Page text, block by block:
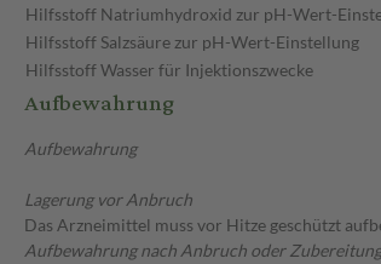
Hilfsstoff Natriumhydroxid zur pH-Wert-
Hilfsstoff Salzsäure zur pH-Wert-Einstellung
HilfsstoffWasser für Injektionszwecke
Aufbewahrung
Aufbewahrung
Lagerung vor Anbruch
Das Arzneimittel muss vor Hitze geschützt
Aufbewahrung nach Anbruch oder Zubereitung